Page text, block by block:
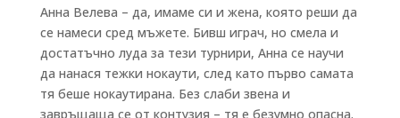
Анна Велева – да, имаме си и жена, която реши да
се намеси сред мъжете. Бивш играч, но смела и
достатъчно луда за тези турнири, Анна се научи
да нанася тежки нокаути, след като първо самата
тя беше нокаутирана. Без слаби звена и
завръщаща се от контузия – тя е безумно опасна.